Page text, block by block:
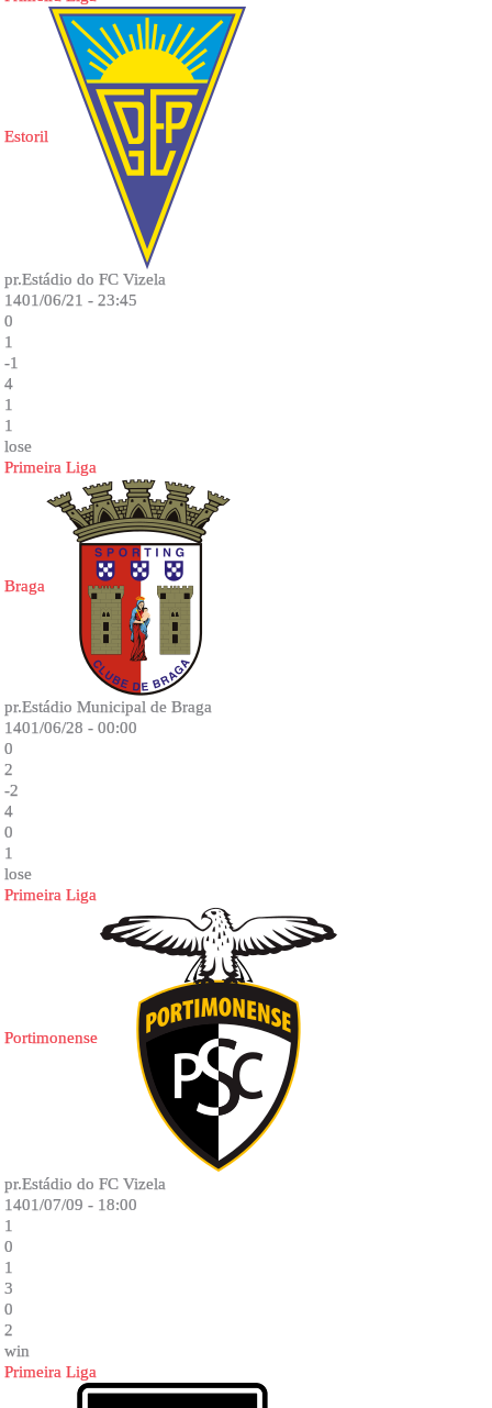
Estoril
pr.Estádio do FC Vizela
1401/06/21 - 23:45
0
1
-1
4
1
1
lose
Primeira Liga
Braga
pr.Estádio Municipal de Braga
1401/06/28 - 00:00
0
2
-2
4
0
1
lose
Primeira Liga
Portimonense
pr.Estádio do FC Vizela
1401/07/09 - 18:00
1
0
1
3
0
2
win
Primeira Liga